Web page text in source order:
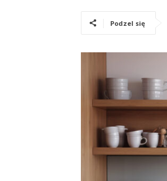
Podzel się